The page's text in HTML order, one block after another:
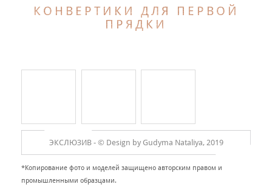
КРЕСТИЛЬНАЯ ВЫШИВКА
ПОДАРКИ НА КРЕСТИНЫ
МЕРНЫЕ ИКОНЫ
ДЛЯ НОВОРОЖДЕННЫХ
НАРЯДНАЯ ОДЕЖДА ДЛЯ ДЕТЕЙ
КОНВЕРТИКИ ДЛЯ ПЕРВОЙ
ПРЯДКИ
ЭКСЛЮЗИВ - © Design by Gudyma Nataliya, 2019
*Копирование фото и моделей защищено авторским правом и
промышленными образцами.